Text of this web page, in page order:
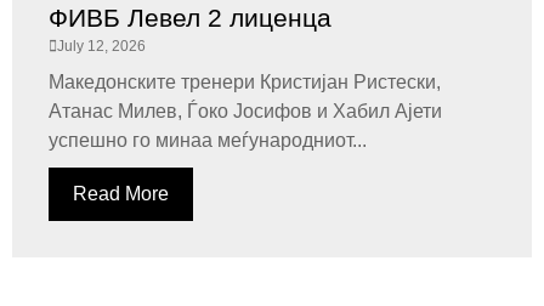
ФИВБ Левел 2 лиценца
July 12, 2026
Македонските тренери Кристијан Ристески,
Атанас Милев, Ѓоко Јосифов и Хабил Ајети
успешно го минаа меѓународниот...
Read More